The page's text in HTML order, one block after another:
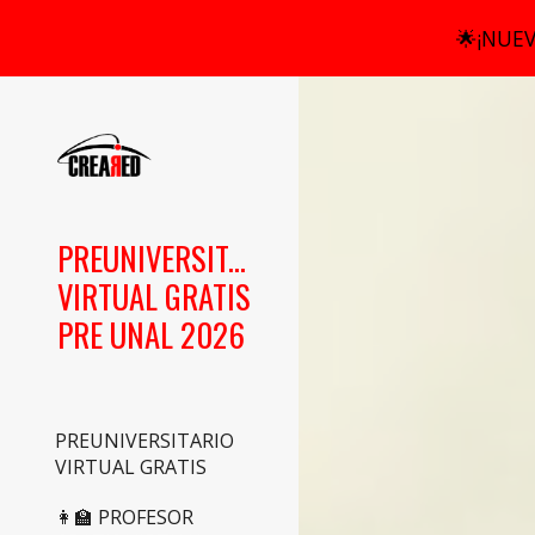
PREUNIVERSITARIO
VIRTUAL GRATIS
PRE UNAL 2026
PREUNIVERSITARIO
VIRTUAL GRATIS
👩‍🏫 PROFESOR